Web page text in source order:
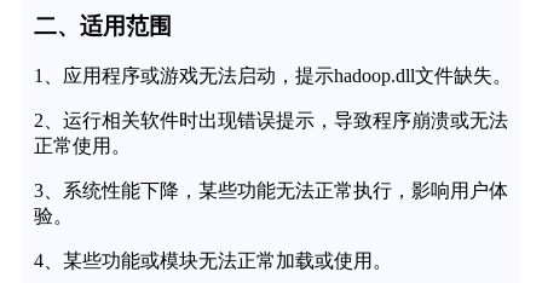
二、适用范围
1、应用程序或游戏无法启动，提示hadoop.dll文件缺失。
2、运行相关软件时出现错误提示，导致程序崩溃或无法
正常使用。
3、系统性能下降，某些功能无法正常执行，影响用户体
验。
4、某些功能或模块无法正常加载或使用。